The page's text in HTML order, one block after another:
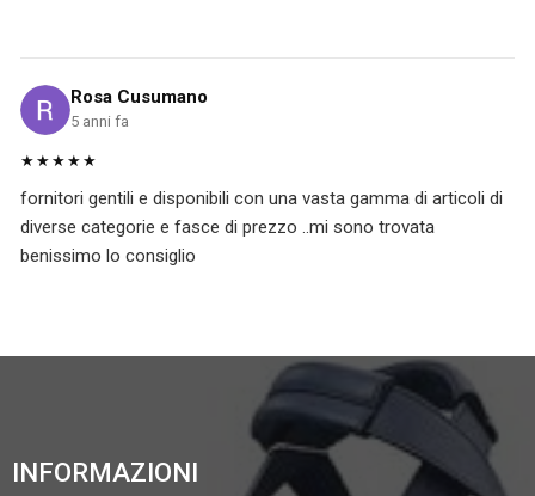
Rosa Cusumano
5 anni fa
★★★★★
fornitori gentili e disponibili con una vasta gamma di articoli di
diverse categorie e fasce di prezzo ..mi sono trovata
benissimo lo consiglio
INFORMAZIONI